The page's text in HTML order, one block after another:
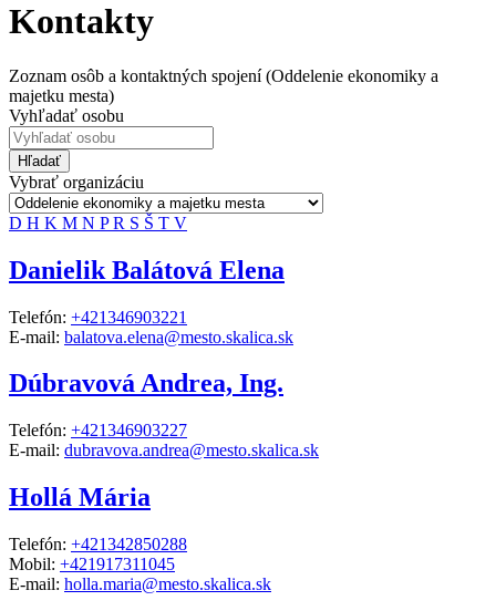
Kontakty
Zoznam osôb a kontaktných spojení (Oddelenie ekonomiky a
majetku mesta)
Vyhľadať osobu
Hľadať
Vybrať organizáciu
D H K M N PR S Š T V
Danielik Balátová Elena
Telefón: +421346903221
E-mail: balatova.elena@mesto.skalica.sk
Dúbravová Andrea, Ing.
Telefón: +421346903227
E-mail: dubravova.andrea@mesto.skalica.sk
Hollá Mária
Telefón: +421342850288
Mobil: +421917311045
E-mail: holla.maria@mesto.skalica.sk